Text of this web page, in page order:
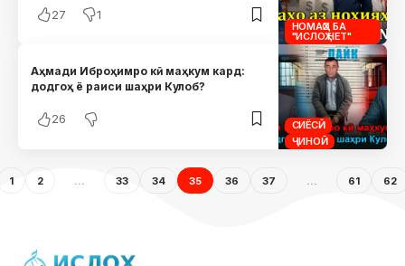
НОМАҲО БА
"ИСЛОҲ.НЕТ"
27 1
СИЁСӢ
ҶИНОӢ
Аҳмади Иброҳимро кӣ маҳкум кард:
додгоҳ ё раиси шаҳри Кулоб?
26
1 2 33 34 35 36 37 61 62